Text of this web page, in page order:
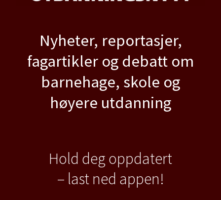
Nyheter, reportasjer,
fagartikler og debatt om
barnehage, skole og
høyere utdanning
Hold deg oppdatert
– last ned appen!